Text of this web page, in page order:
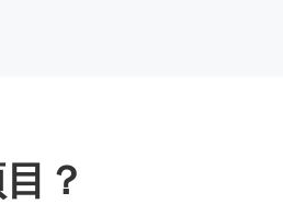
？